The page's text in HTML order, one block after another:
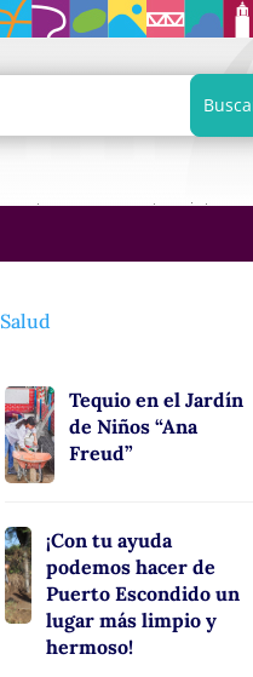
Salud
Tequio en el Jardín
de Niños “Ana
Freud”
¡Con tu ayuda
podemos hacer de
Puerto Escondido un
lugar más limpio y
hermoso!